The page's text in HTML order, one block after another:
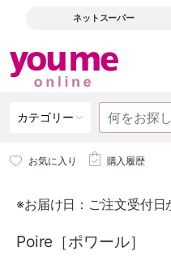
ネットスーパー
カテゴリー
お気に入り 購入履歴
※お届け日：ご注文受付日
Poire［ポワール］